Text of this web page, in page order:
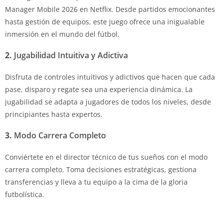
Manager Mobile 2026 en Netflix. Desde partidos emocionantes
hasta gestión de equipos, este juego ofrece una inigualable
inmersión en el mundo del fútbol.
2. Jugabilidad Intuitiva y Adictiva
Disfruta de controles intuitivos y adictivos que hacen que cada
pase, disparo y regate sea una experiencia dinámica. La
jugabilidad se adapta a jugadores de todos los niveles, desde
principiantes hasta expertos.
3. Modo Carrera Completo
Conviértete en el director técnico de tus sueños con el modo
carrera completo. Toma decisiones estratégicas, gestiona
transferencias y lleva a tu equipo a la cima de la gloria
futbolística.